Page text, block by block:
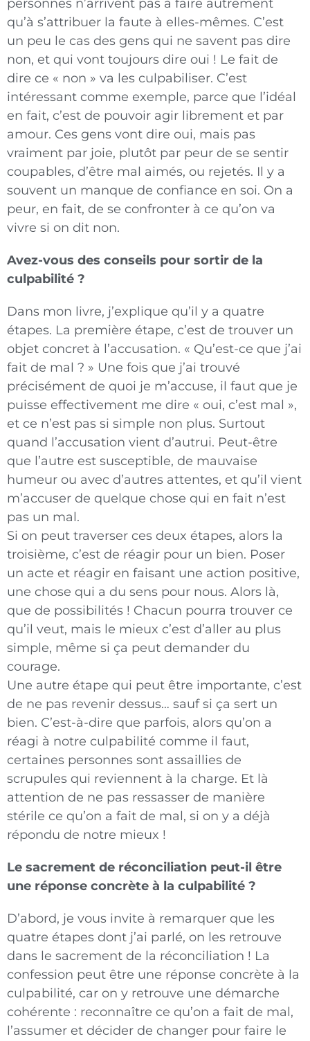
personnes n’arrivent pas à faire autrement
qu’à s’attribuer la faute à elles-mêmes. C’est
un peu le cas des gens qui ne savent pas dire
non, et qui vont toujours dire oui ! Le fait de
dire ce « non » va les culpabiliser. C’est
intéressant comme exemple, parce que l’idéal
en fait, c’est de pouvoir agir librement et par
amour. Ces gens vont dire oui, mais pas
vraiment par joie, plutôt par peur de se sentir
coupables, d’être mal aimés, ou rejetés. Il y a
souvent un manque de confiance en soi. On a
peur, en fait, de se confronter à ce qu’on va
vivre si on dit non.
Avez-vous des conseils pour sortir de la
culpabilité ?
Dans mon livre, j’explique qu’il y a quatre
étapes. La première étape, c’est de trouver un
objet concret à l’accusation. « Qu’est-ce que j’ai
fait de mal ? » Une fois que j’ai trouvé
précisément de quoi je m’accuse, il faut que je
puisse effectivement me dire « oui, c’est mal »,
et ce n’est pas si simple non plus. Surtout
quand l’accusation vient d’autrui. Peut-être
que l’autre est susceptible, de mauvaise
humeur ou avec d’autres attentes, et qu’il vient
m’accuser de quelque chose qui en fait n’est
pas un mal.
Si on peut traverser ces deux étapes, alors la
troisième, c’est de réagir pour un bien. Poser
un acte et réagir en faisant une action positive,
une chose qui a du sens pour nous. Alors là,
que de possibilités ! Chacun pourra trouver ce
qu’il veut, mais le mieux c’est d’aller au plus
simple, même si ça peut demander du
courage.
Une autre étape qui peut être importante, c’est
de ne pas revenir dessus… sauf si ça sert un
bien. C’est-à-dire que parfois, alors qu’on a
réagi à notre culpabilité comme il faut,
certaines personnes sont assaillies de
scrupules qui reviennent à la charge. Et là
attention de ne pas ressasser de manière
stérile ce qu’on a fait de mal, si on y a déjà
répondu de notre mieux !
Le sacrement de réconciliation peut-il être
une réponse concrète à la culpabilité ?
D’abord, je vous invite à remarquer que les
quatre étapes dont j’ai parlé, on les retrouve
dans le sacrement de la réconciliation ! La
confession peut être une réponse concrète à la
culpabilité, car on y retrouve une démarche
cohérente : reconnaître ce qu’on a fait de mal,
l’assumer et décider de changer pour faire le